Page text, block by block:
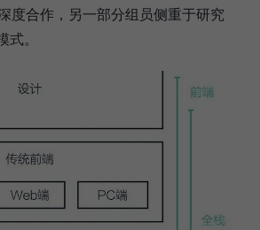
度合作，另一部分组员侧重于研究
。